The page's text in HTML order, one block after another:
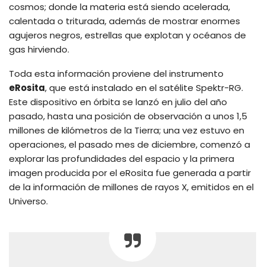
cosmos; donde la materia está siendo acelerada,
calentada o triturada, además de mostrar enormes
agujeros negros, estrellas que explotan y océanos de
gas hirviendo.
Toda esta información proviene del instrumento
eRosita, que está instalado en el satélite Spektr-RG.
Este dispositivo en órbita se lanzó en julio del año
pasado, hasta una posición de observación a unos 1,5
millones de kilómetros de la Tierra; una vez estuvo en
operaciones, el pasado mes de diciembre, comenzó a
explorar las profundidades del espacio y la primera
imagen producida por el eRosita fue generada a partir
de la información de millones de rayos X, emitidos en el
Universo.